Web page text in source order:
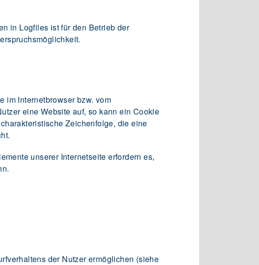
in Logfiles ist für den Betrieb der
im Internetbrowser bzw. vom
eine Website auf, so kann ein Cookie
Zeichenfolge, die eine
unserer Internetseite erfordern es,
der Nutzer ermöglichen (siehe